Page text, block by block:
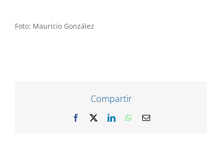
Foto: Mauricio González
Compartir
Facebook LinkedInWhatsApp
Correo